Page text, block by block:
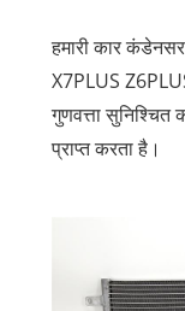
हमारी कार
X7PLUS
गुणवत्ता सुनिश्चित
प्राप्त करता है।